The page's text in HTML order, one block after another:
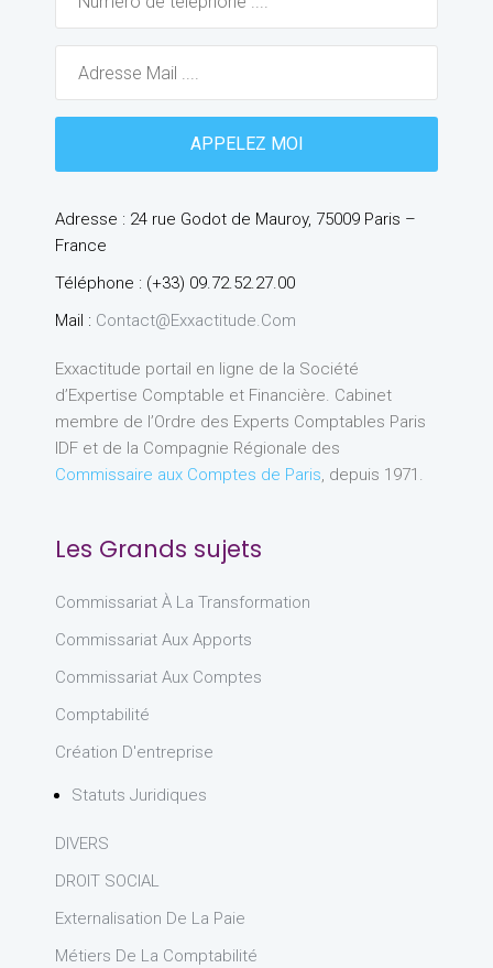
Adresse : 24 rue Godot de Mauroy, 75009 Paris –
France
Téléphone : (+33) 09.72.52.27.00
Mail : Contact@exxactitude.com
Exxactitude portail en ligne de la Société
d’Expertise Comptable et Financière. Cabinet
membre de l’Ordre des Experts Comptables Paris
IDF et de la Compagnie Régionale des
Commissaire aux Comptes de Paris, depuis 1971.
Les Grands sujets
Commissariat À La Transformation
Commissariat Aux Apports
Commissariat Aux Comptes
Comptabilité
Création D'entreprise
Statuts Juridiques
DIVERS
DROIT SOCIAL
Externalisation De La Paie
Métiers De La Comptabilité